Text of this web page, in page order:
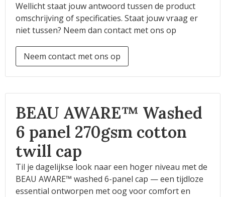
Wellicht staat jouw antwoord tussen de product
omschrijving of specificaties. Staat jouw vraag er
niet tussen? Neem dan contact met ons op
Neem contact met ons op
BEAU AWARE™ Washed
6 panel 270gsm cotton
twill cap
Til je dagelijkse look naar een hoger niveau met de
BEAU AWARE™ washed 6-panel cap — een tijdloze
essential ontworpen met oog voor comfort en